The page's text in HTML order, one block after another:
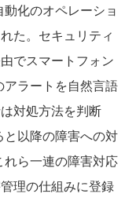
化のオペレーショ
た。セキュリティ
でスマートフォン
ラートを自然言語
対処方法を判断
と以降の障害への対
ら一連の障害対応
理の仕組みに登録